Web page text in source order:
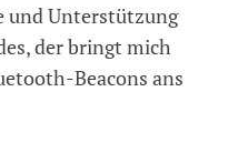
und Unterstützung
der bringt mich
Beacons ans